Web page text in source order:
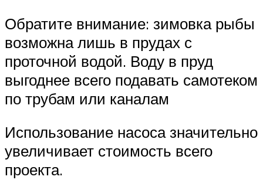
Обратите внимание: зимовка рыбы
возможна лишь в прудах с
проточной водой. Воду в пруд
выгоднее всего подавать самотеком
по трубам или каналам
Использование насоса значительно
увеличивает стоимость всего
проекта.